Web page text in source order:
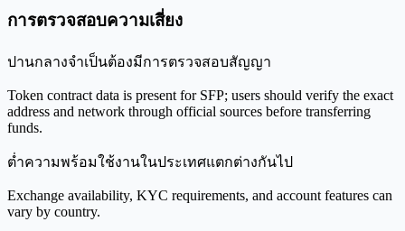
การตรวจสอบความเสี่ยง
ปานกลางจำเป็นต้องมีการตรวจสอบสัญญา
Token contract data is present for SFP; users should verify the exact
address and network through official sources before transferring
funds.
ต่ำความพร้อมใช้งานในประเทศแตกต่างกันไป
Exchange availability, KYC requirements, and account features can
vary by country.